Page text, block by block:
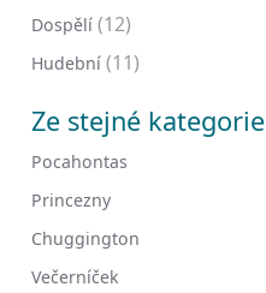
Dospělí (12)
Hudební (11)
Ze stejné kategorie
Pocahontas
Princezny
Chuggington
Večerníček